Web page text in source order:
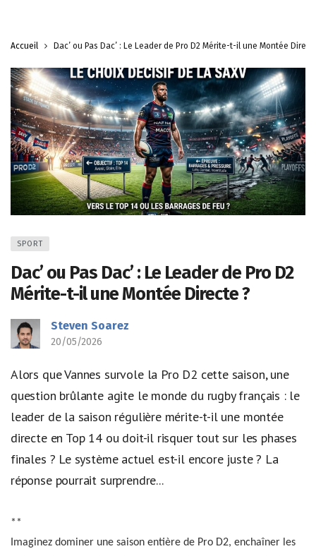
Accueil Dac’ ou Pas Dac’ : Le Leader de Pro D2 Mérite-t-il une Montée
SPORT
Dac’ ou Pas Dac’ : Le Leader de Pro D2
Mérite-t-il une Montée Directe ?
Steven Soarez
20/05/2026
Alors que Vannes survole la Pro D2 cette saison, une
question brûlante agite le monde du rugby français : le
leader de la saison régulière mérite-t-il une montée
directe en Top 14 ou doit-il risquer tout sur les phases
finales ? Le système actuel est-il encore juste ? La
réponse pourrait surprendre...
**
Imaginez dominer une saison entière de Pro D2, enchaîner les